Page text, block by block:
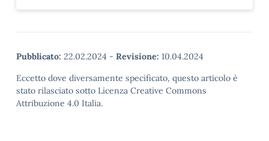
Pubblicato: 22.02.2024 - Revisione: 10.04.2024
Eccetto dove diversamente specificato, questo articolo è
stato rilasciato sotto Licenza Creative Commons
Attribuzione 4.0 Italia.